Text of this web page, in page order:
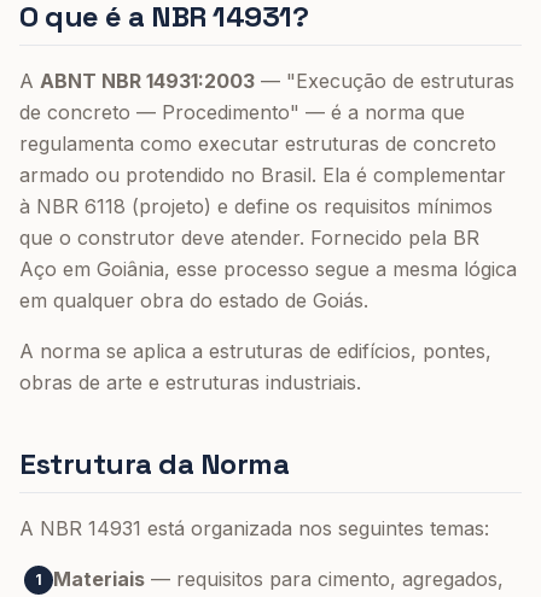
O que é a NBR 14931?
A ABNT NBR 14931:2003 — "Execução de estruturas
de concreto — Procedimento" — é a norma que
regulamenta como executar estruturas de concreto
armado ou protendido no Brasil. Ela é complementar
à NBR 6118 (projeto) e define os requisitos mínimos
que o construtor deve atender. Fornecido pela BR
Aço em Goiânia, esse processo segue a mesma lógica
em qualquer obra do estado de Goiás.
A norma se aplica a estruturas de edifícios, pontes,
obras de arte e estruturas industriais.
Estrutura da Norma
A NBR 14931 está organizada nos seguintes temas:
1 Materiais — requisitos para cimento, agregados,